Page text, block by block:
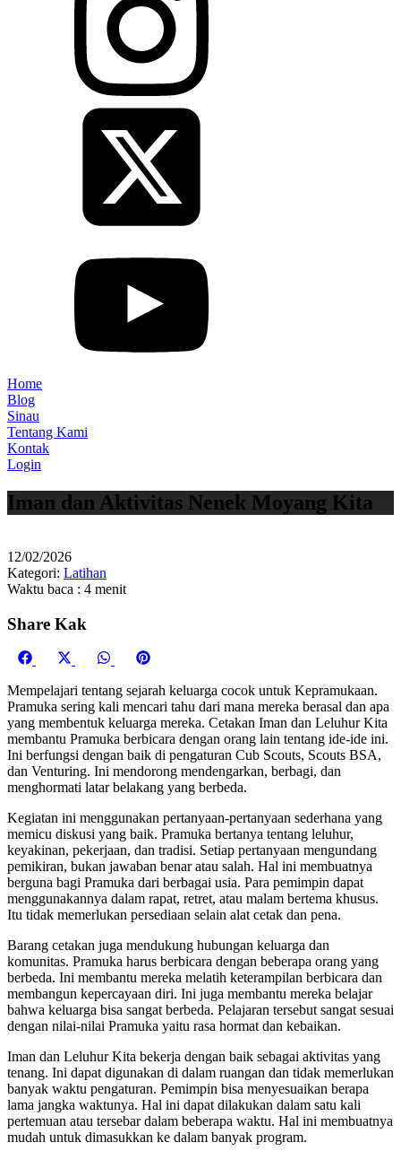
Home
Blog
Sinau
Tentang Kami
Kontak
Login
Iman dan Aktivitas Nenek Moyang Kita
12/02/2026
Kategori: Latihan
Waktu baca : 4 menit
Share Kak
Share
FacebookShare
Share
WhatsApp
Share
Mempelajari tentang sejarah keluarga cocok untuk Kepramukaan.
Pramuka sering kali mencari tahu dari mana mereka berasal dan apa
yang membentuk keluarga mereka. Cetakan Iman dan Leluhur Kita
membantu Pramuka berbicara dengan orang lain tentang ide-ide ini.
Ini berfungsi dengan baik di pengaturan Cub Scouts, Scouts BSA,
dan Venturing. Ini mendorong mendengarkan, berbagi, dan
menghormati latar belakang yang berbeda.
Kegiatan ini menggunakan pertanyaan-pertanyaan sederhana yang
memicu diskusi yang baik. Pramuka bertanya tentang leluhur,
keyakinan, pekerjaan, dan tradisi. Setiap pertanyaan mengundang
pemikiran, bukan jawaban benar atau salah. Hal ini membuatnya
berguna bagi Pramuka dari berbagai usia. Para pemimpin dapat
menggunakannya dalam rapat, retret, atau malam bertema khusus.
Itu tidak memerlukan persediaan selain alat cetak dan pena.
Barang cetakan juga mendukung hubungan keluarga dan
komunitas. Pramuka harus berbicara dengan beberapa orang yang
berbeda. Ini membantu mereka melatih keterampilan berbicara dan
membangun kepercayaan diri. Ini juga membantu mereka belajar
bahwa keluarga bisa sangat berbeda. Pelajaran tersebut sangat sesuai
dengan nilai-nilai Pramuka yaitu rasa hormat dan kebaikan.
Iman dan Leluhur Kita bekerja dengan baik sebagai aktivitas yang
tenang. Ini dapat digunakan di dalam ruangan dan tidak memerlukan
banyak waktu pengaturan. Pemimpin bisa menyesuaikan berapa
lama jangka waktunya. Hal ini dapat dilakukan dalam satu kali
pertemuan atau tersebar dalam beberapa waktu. Hal ini membuatnya
mudah untuk dimasukkan ke dalam banyak program.